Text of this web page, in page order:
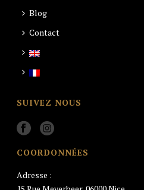
Blog
Contact
SUIVEZ NOUS
COORDONNÉES
Adresse :